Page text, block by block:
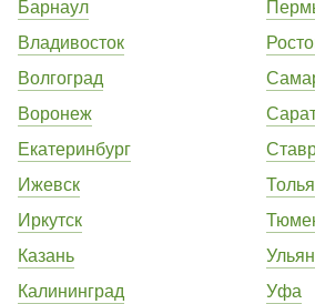
Барнаул
Владивосток
Волгоград
Воронеж
Екатеринбург
Ижевск
Иркутск
Казань
Калининград
Уфа